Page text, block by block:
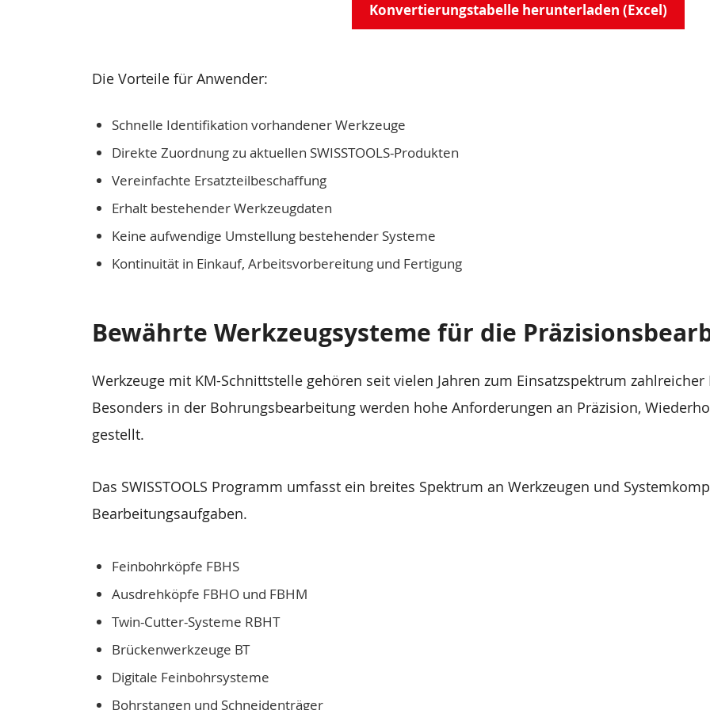
Konvertierungstabelle herunterladen (Excel)
Die Vorteile für Anwender:
Schnelle Identifikation vorhandener Werkzeuge
Direkte Zuordnung zu aktuellen SWISSTOOLS-Produkten
Vereinfachte Ersatzteilbeschaffung
Erhalt bestehender Werkzeugdaten
Keine aufwendige Umstellung bestehender Systeme
Kontinuität in Einkauf, Arbeitsvorbereitung und Fertigung
Bewährte Werkzeugsysteme für die
Werkzeuge mit KM-Schnittstelle gehören seit vielen Jahren zum Einsatzspektrum
Besonders in der Bohrungsbearbeitung werden hohe Anforderungen an Präzision,
gestellt.
Das SWISSTOOLS Programm umfasst ein breites Spektrum an Werkzeugen und
Bearbeitungsaufgaben.
Feinbohrköpfe FBHS
Ausdrehköpfe FBHO und FBHM
Twin-Cutter-Systeme RBHT
Brückenwerkzeuge BT
Digitale Feinbohrsysteme
Bohrstangen und Schneidenträger